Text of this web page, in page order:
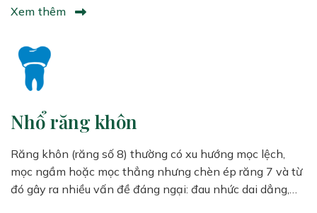
Xem thêm
Nhổ răng khôn
Răng khôn (răng số 8) thường có xu hướng mọc lệch,
mọc ngầm hoặc mọc thẳng nhưng chèn ép răng 7 và từ
đó gây ra nhiều vấn đề đáng ngại: đau nhức dai dẳng,